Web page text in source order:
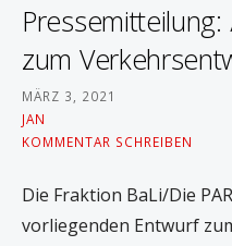
zum
MÄRZ 3, 2021
JAN
KOMMENTAR SCHREIBEN
Die Fraktion BaLi/Die
vorliegenden Entwurf